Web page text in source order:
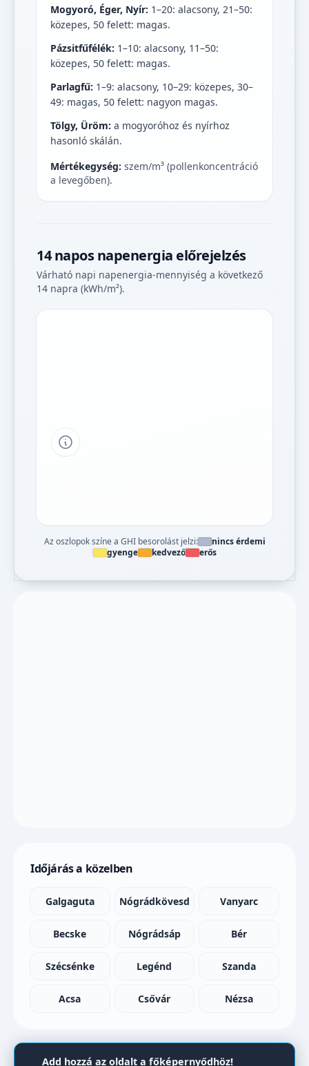
Mogyoró, Éger, Nyír: 1–20: alacsony, 21–50:
közepes, 50 felett: magas.
Pázsitfűfélék: 1–10: alacsony, 11–50:
közepes, 50 felett: magas.
Parlagfű: 1–9: alacsony, 10–29: közepes, 30–
49: magas, 50 felett: nagyon magas.
Tölgy, Üröm: a mogyoróhoz és nyírhoz
hasonló skálán.
Mértékegység: szem/m³ (pollenkoncentráció
a levegőben).
14 napos napenergia előrejelzés
Várható napi napenergia-mennyiség a következő
14 napra (kWh/m²).
Tipp a grafikon jelmagyarázatához
Az oszlopok színe a GHI besorolást jelzi:
nincs érdemi
gyenge
kedvező erős
Időjárás a közelben
Galgaguta Nógrádkövesd Vanyarc
Becske Nógrádsáp Bér
Szécsénke Legénd Szanda
Acsa Csővár Nézsa
Add hozzá az oldalt a főképernyődhöz!